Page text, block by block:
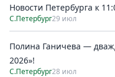
Новости Петербурга к
С.Петербург29 июл
Полина Ганичева —
2026»!
С.Петербург28 июл